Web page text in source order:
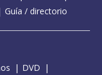
Guía / directorio
DVD